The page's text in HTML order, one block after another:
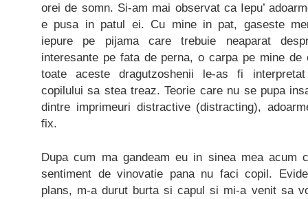
orei de somn. Si-am mai observat ca Iepu’
e pusa in patul ei. Cu mine in pat, gaseste
iepure pe pijama care trebuie neaparat
interesante pe fata de perna, o carpa pe mine
toate aceste dragutzoshenii le-as fi
copilului sa stea treaz. Teorie care nu se pupa
dintre imprimeuri distractive (distracting),
fix.
Dupa cum ma gandeam eu in sinea mea
sentiment de vinovatie pana nu faci copil.
plans, m-a durut burta si capul si mi-a venit sa